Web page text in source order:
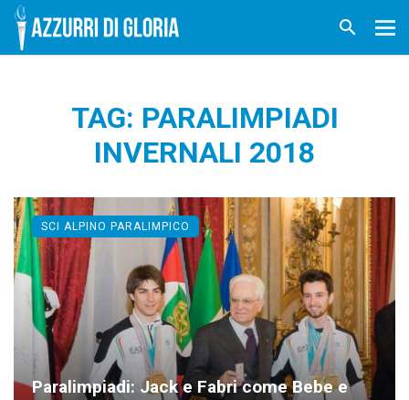
TAG: PARALIMPIADI
INVERNALI 2018
Paralimpiadi: Jack e Fabri come Bebe e
SCI ALPINO PARALIMPICO